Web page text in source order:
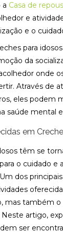
a Casa de
e
e o
para
da
onde
Através de
eles podem
saúde mental
em
têm se
o cuidado e
dos
mas também o
artigo,
ser